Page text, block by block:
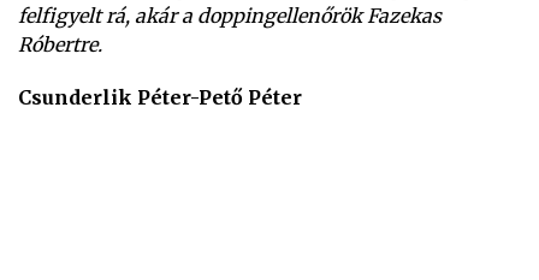
felfigyelt rá, akár a doppingellenőrök Fazekas
Róbertre.
Csunderlik Péter-Pető Péter